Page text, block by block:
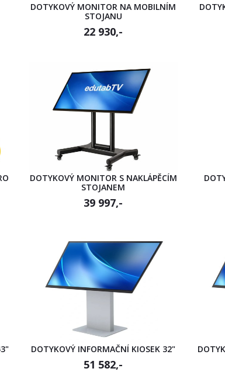
DOTYKOVÝ MONITOR NA MOBILNÍM
STOJANU
22 930,-
DOTYKOVÝ MONITOR S NAKLÁPĚCÍM
STOJANEM
39 997,-
DOTYKOVÝ INFORMAČNÍ KIOSEK 32"
51 582,-